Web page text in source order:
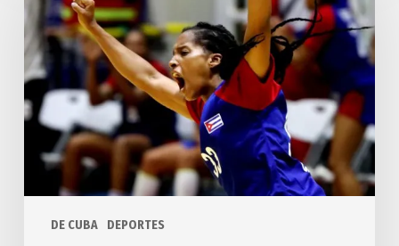
DE CUBA DEPORTES
42
preseas
de
oro
en
los
Juegos
Centroamericano